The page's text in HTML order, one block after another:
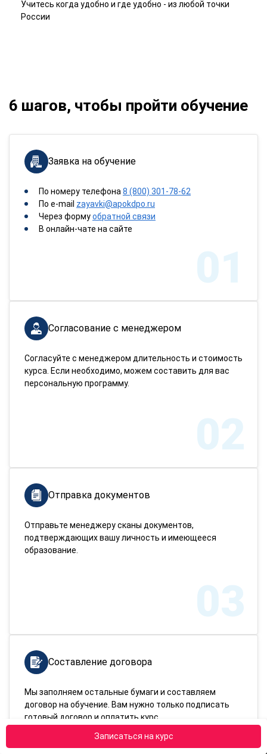
Записаться на курс
Учитесь когда удобно и где удобно - из любой точки
России
6 шагов, чтобы пройти обучение
Заявка на обучение
По номеру телефона 8 (800) 301-78-62
По e-mail zayavki@apokdpo.ru
Через формуобратной связи
В онлайн-чате на сайте
01
Согласование с менеджером
Согласуйте с менеджером длительность и стоимость
курса. Если необходимо, можем составить для вас
персональную программу.
02
Отправка документов
Отправьте менеджеру сканы документов,
подтверждающих вашу личность и имеющееся
образование.
03
Составление договора
Мы заполняем остальные бумаги и составляем
договор на обучение. Вам нужно только подписать
готовый договор и оплатить курс.